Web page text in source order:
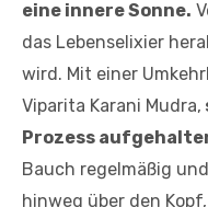
eine innere Sonne.
das Lebenselixier
wird. Mit einer
Viparita Karani Mudra,
Prozess
Bauch regelmäßig
hinweg über den